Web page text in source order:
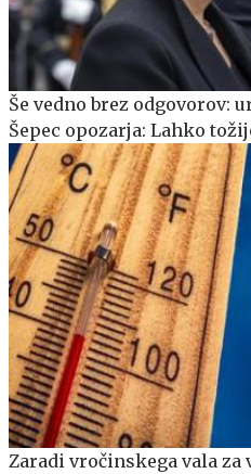
Še vedno brez odgovorov:
Šepec opozarja: Lahko
Zaradi vročinskega vala za